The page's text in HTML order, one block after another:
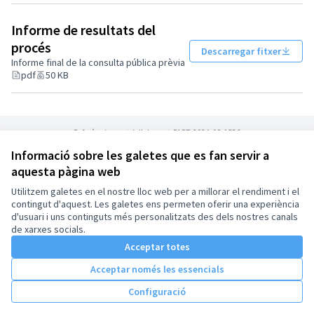
Informació sobre les galetes que es fan servir a
aquesta pàgina web
Utilitzem galetes en el nostre lloc web per a millorar el rendiment i el
contingut d'aquest. Les galetes ens permeten oferir una experiència
d'usuari i uns continguts més personalitzats des dels nostres canals
de xarxes socials.
Acceptar totes
Acceptar només les essencials
Configuració
Informe de resultats del
procés
Informe final de la consulta pública prèvia
pdf
50 KB
Descarregar fitxer
Referència: pratdellobregat-PART-2024-08-1536
Termes i condicions d'ús
Configuració de les galetes
El Prat de Llobregat a X
(Enllaç extern)
El Prat de Llobregat a Instagram
(Enllaç extern)
Triar la llenguaElegir el idioma
Web creada ambprogramari lliure .
Amb
(Enllaç